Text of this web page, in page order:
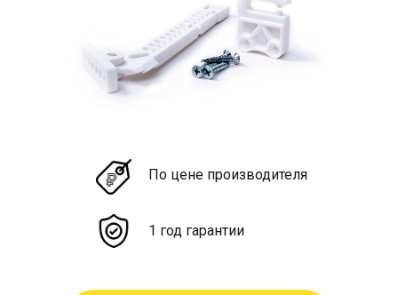
По цене производителя
1 год гарантии